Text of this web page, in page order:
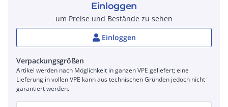
Einloggen
um Preise und Bestände zu sehen
Einloggen
Verpackungsgrößen
Artikel werden nach Möglichkeit in ganzen VPE geliefert; eine
Lieferung in vollen VPE kann aus technischen Gründen jedoch nicht
garantiert werden.